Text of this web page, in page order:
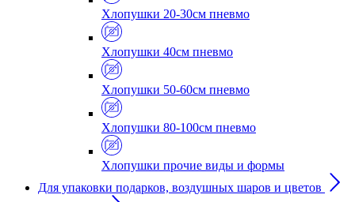
Хлопушки 20-30см пневмо
Хлопушки 40см пневмо
Хлопушки 50-60см пневмо
Хлопушки 80-100см пневмо
Хлопушки прочие виды и формы
Для упаковки подарков, воздушных шаров и цветов